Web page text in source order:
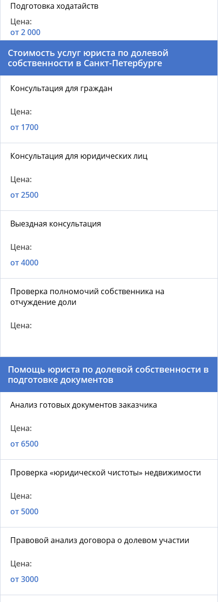
Подготовка ходатайств
от 2 000
Стоимость услуг юриста по долевой
собственности в Санкт-Петербурге
Консультация для граждан
от 1700
Консультация для юридических лиц
от 2500
Выездная консультация
от 4000
Проверка полномочий собственника на
отчуждение доли
Помощь юриста по долевой собственности в
подготовке документов
Анализ готовых документов заказчика
от 6500
Проверка «юридической чистоты» недвижимости
от 5000
Правовой анализ договора о долевом участии
от 3000